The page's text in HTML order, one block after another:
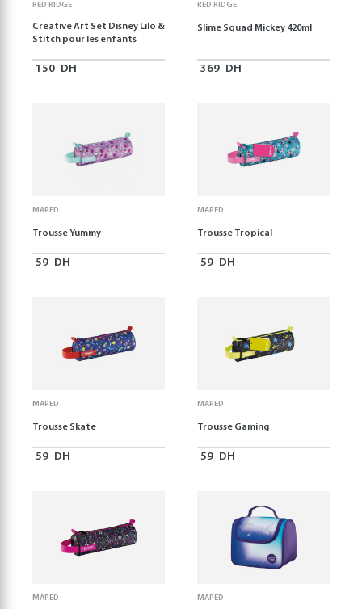
RED RIDGE
Creative Art Set Disney Lilo &
Stitch pour les enfants
150 DH
RED RIDGE
Slime Squad Mickey 420ml
369 DH
MAPED
Trousse Yummy
59 DH
MAPED
Trousse Tropical
59 DH
MAPED
Trousse Skate
59 DH
MAPED
Trousse Gaming
59 DH
MAPED MAPED